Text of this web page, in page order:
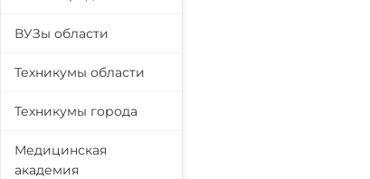
ВУЗы области
Техникумы области
Техникумы города
Медицинская
академия